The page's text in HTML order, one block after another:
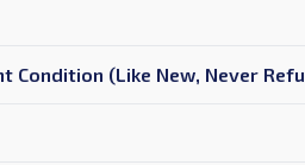
Condition (Like New, Never